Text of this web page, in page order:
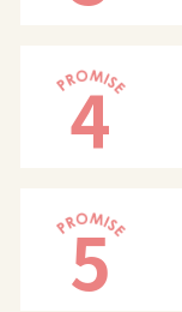
4
5